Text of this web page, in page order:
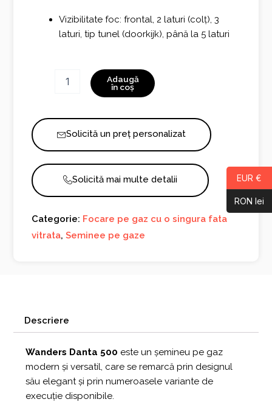
Vizibilitate foc: frontal, 2 laturi (colț), 3
laturi, tip tunel (doorkijk), până la 5 laturi
Adaugă
în coș
Solicită un preț personalizat
Solicită mai multe detalii
Categorie: Focare pe gaz cu o singura fata
vitrata,Seminee pe gaze
Descriere
Wanders Danta 500 este un șemineu pe gaz
modern și versatil, care se remarcă prin designul
său elegant și prin numeroasele variante de
execuție disponibile.
EUR €
RON lei